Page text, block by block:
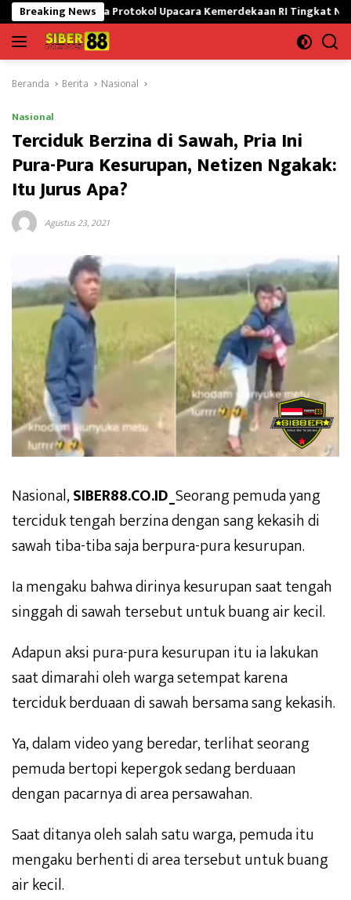
Langsung
ke
konten
Breaking News
Protokol Upacara Kemerdekaan RI Tingkat Nasional
Beranda Berita Nasional
Nasional
Terciduk Berzina di Sawah, Pria Ini
Pura-Pura Kesurupan, Netizen Ngakak:
Itu Jurus Apa?
Agustus 23, 2021
Nasional,SIBER88.CO.ID_Seorang pemuda yang
terciduk tengah berzina dengan sang kekasih di
sawah tiba-tiba saja berpura-pura kesurupan.
Ia mengaku bahwa dirinya kesurupan saat tengah
singgah di sawah tersebut untuk buang air kecil.
Adapun aksi pura-pura kesurupan itu ia lakukan
saat dimarahi oleh warga setempat karena
terciduk berduaan di sawah bersama sang kekasih.
Ya, dalam video yang beredar, terlihat seorang
pemuda bertopi kepergok sedang berduaan
dengan pacarnya di area persawahan.
Saat ditanya oleh salah satu warga, pemuda itu
mengaku berhenti di area tersebut untuk buang
air kecil.